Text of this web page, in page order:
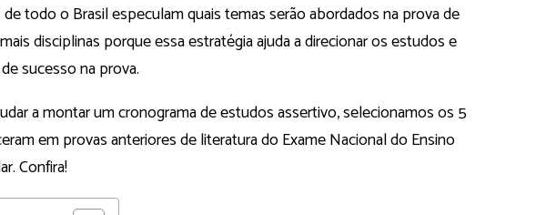
todo o Brasil especulam quais temas serão abordados na prova de
disciplinas porque essa estratégia ajuda a direcionar os estudos e
sucesso na prova.
a montar um cronograma de estudos assertivo, selecionamos os 5
em provas anteriores de literatura do Exame Nacional do Ensino
Confira!